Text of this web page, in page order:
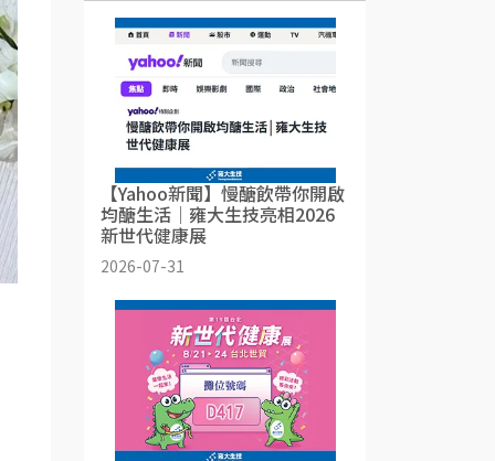
【Yahoo新聞】慢醣飲帶你開啟
均醣生活│雍大生技亮相2026
新世代健康展
2026-07-31